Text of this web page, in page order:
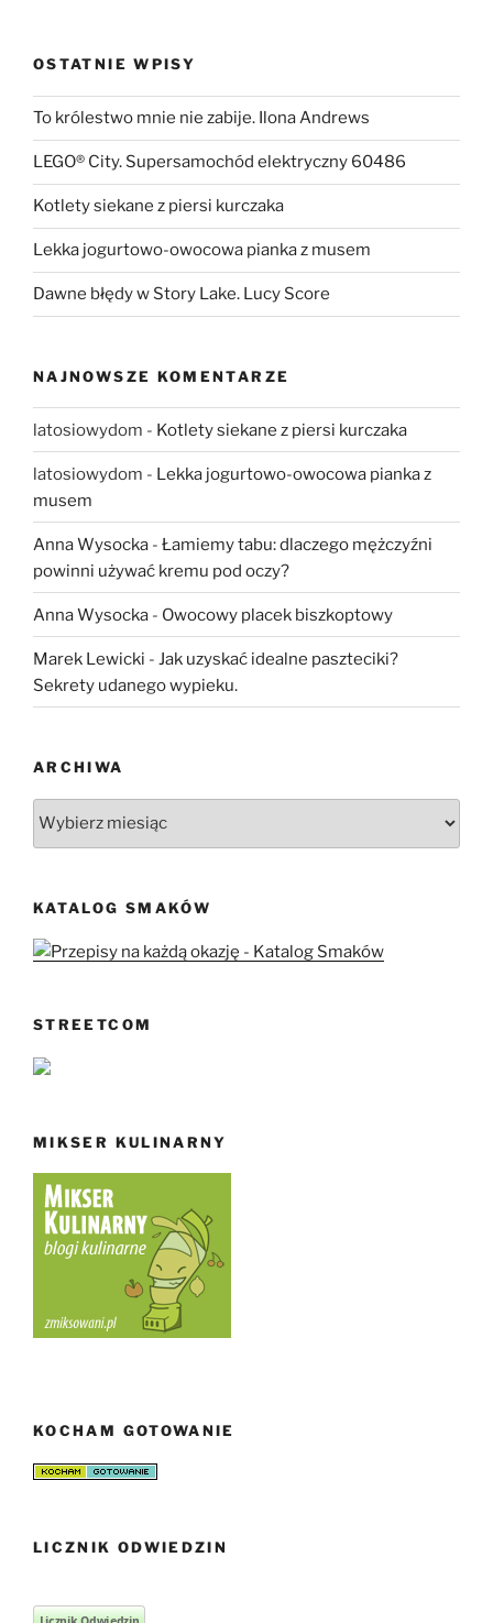
OSTATNIE WPISY
To królestwo mnie nie zabije. Ilona Andrews
LEGO® City. Supersamochód elektryczny 60486
Kotlety siekane z piersi kurczaka
Lekka jogurtowo-owocowa pianka z musem
Dawne błędy w Story Lake. Lucy Score
NAJNOWSZE KOMENTARZE
latosiowydom - Kotlety siekane z piersi kurczaka
latosiowydom - Lekka jogurtowo-owocowa pianka z
musem
Anna Wysocka - Łamiemy tabu: dlaczego mężczyźni
powinni używać kremu pod oczy?
Anna Wysocka - Owocowy placek biszkoptowy
Marek Lewicki - Jak uzyskać idealne paszteciki?
Sekrety udanego wypieku.
ARCHIWA
KATALOG SMAKÓW
STREETCOM
MIKSER KULINARNY
KOCHAM GOTOWANIE
LICZNIK ODWIEDZIN